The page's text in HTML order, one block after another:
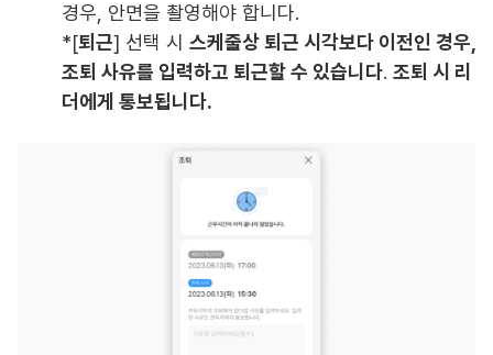
경우, 안면을 촬영해야 합니다.
*[퇴근] 선택 시 스케줄상 퇴근 시각보다 이전인 경우,
조퇴 사유를 입력하고 퇴근할 수 있습니다. 조퇴 시 리
더에게 통보됩니다.